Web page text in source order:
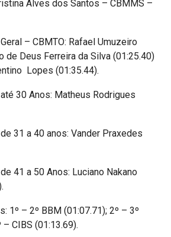
Alves dos Santos – CBMMS –
– CBMTO: Rafael Umuzeiro
de Deus Ferreira da Silva (01:25.40)
Lopes (01:35.44).
30 Anos: Matheus Rodrigues
31 a 40 anos: Vander Praxedes
41 a 50 Anos: Luciano Nakano
1º – 2º BBM (01:07.71); 2º – 3º
CIBS (01:13.69).